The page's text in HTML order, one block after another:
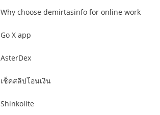
Why choose demirtasinfo for online work
Go X app
AsterDex
เช็คสลิปโอนเงิน
Shinkolite